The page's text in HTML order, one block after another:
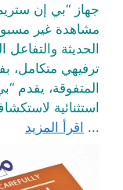
جهاز “بي إن
مشاهدة غير
الحديثة
ترفيهي متكامل،
المتفوقة، يقدم
استثنائية
... اقرأ المزيد